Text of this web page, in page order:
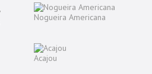
Nogueira Americana
Acajou